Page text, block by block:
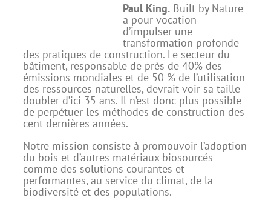
Paul King. Built by Nature
a pour vocation
d’impulser une
transformation profonde
des pratiques de construction. Le secteur du
bâtiment, responsable de près de 40% des
émissions mondiales et de 50 % de l’utilisation
des ressources naturelles, devrait voir sa taille
doubler d’ici 35 ans. Il n’est donc plus possible
de perpétuer les méthodes de construction des
cent dernières années.
Notre mission consiste à promouvoir l’adoption
du bois et d’autres matériaux biosourcés
comme des solutions courantes et
performantes, au service du climat, de la
biodiversité et des populations.